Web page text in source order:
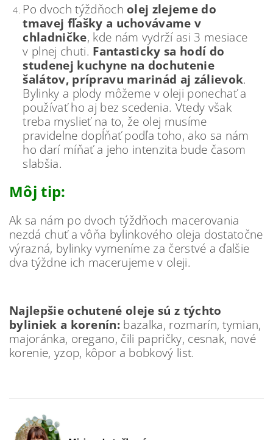
Po dvoch týždňoch olej zlejeme do
tmavej fľašky a uchovávame v
chladničke, kde nám vydrží asi 3 mesiace
v plnej chuti. Fantasticky sa hodí do
studenej kuchyne na dochutenie
šalátov, prípravu marinád aj zálievok.
Bylinky a plody môžeme v oleji ponechať a
používať ho aj bez scedenia. Vtedy však
treba myslieť na to, že olej musíme
pravidelne dopĺňať podľa toho, ako sa nám
ho darí míňať a jeho intenzita bude časom
slabšia.
Môj tip:
Ak sa nám po dvoch týždňoch macerovania
nezdá chuť a vôňa bylinkového oleja dostatočne
výrazná, bylinky vymeníme za čerstvé a ďalšie
dva týždne ich macerujeme v oleji.
Najlepšie ochutené oleje sú z týchto
byliniek a korenín: bazalka, rozmarín, tymian,
majoránka, oregano, čili papričky, cesnak, nové
korenie, yzop, kôpor a bobkový list.